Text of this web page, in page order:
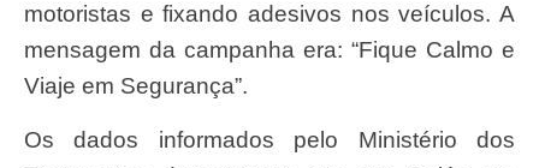
motoristas e fixando adesivos nos veículos. A
mensagem da campanha era: “Fique Calmo e
Viaje em Segurança”.
Os dados informados pelo Ministério dos